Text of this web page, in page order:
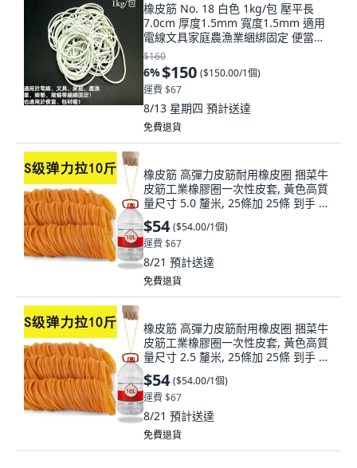
橡皮筋 No. 18 白色 1kg/包 壓平長
7.0cm 厚度1.5mm 寬度1.5mm 適用
電線文具家庭農漁業綑綁固定 便當包
材, 1kg, 1個
$160
6%$150 ($150.00/1個)
運費 $67
8/13 星期四 預計送達
免費退貨
橡皮筋 高彈力皮筋耐用橡皮圈 捆菜牛
皮筋工業橡膠圈一次性皮套, 黃色高質
量尺寸 5.0 釐米, 25條加 25條 到手 50
條, 1個
$54 ($54.00/1個)
運費 $67
8/21 預計送達
免費退貨
橡皮筋 高彈力皮筋耐用橡皮圈 捆菜牛
皮筋工業橡膠圈一次性皮套, 黃色高質
量尺寸 2.5 釐米, 25條加 25條 到手 50
條, 1個
$54 ($54.00/1個)
運費 $67
8/21 預計送達
免費退貨